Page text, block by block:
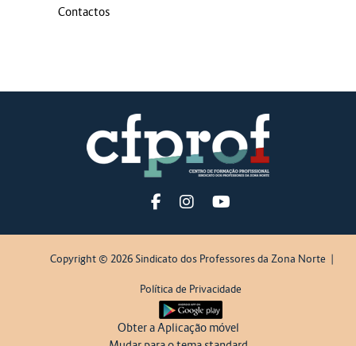
Contactos
Copyright © 2026 Sindicato dos Professores da Zona Norte |
Política de Privacidade
Obter a Aplicação móvel